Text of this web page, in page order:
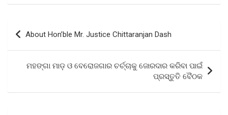
ce
o
o
k
tt
er
at
s
A
p
p
ar
e
Post
navigation
About Hon’ble Mr. Justice Chittaranjan Dash
ମହଙ୍ଗା ମାଡ଼ ଓ ବେରୋଜଗାର ଚର୍ଚ୍ଚାକୁ ଜୋରଦାର କରିବା ପାଇଁ
ପ୍ରସ୍ତୁତି ବୈଠକ